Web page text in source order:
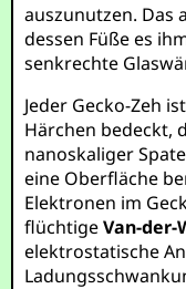
auszunutzen. Das
dessen Füße es
senkrechte
Jeder Gecko-Zeh
Härchen bedeckt,
nanoskaliger
eine Oberfläche
Elektronen im
flüchtigeVan-der-
elektrostatische